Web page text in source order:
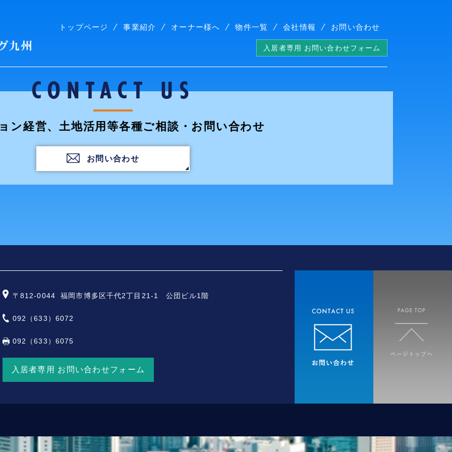
株式会社コープリビング九州
トップページ 事業紹介 オーナー様へ 物件一覧 会社情報 お問い合わせ
入居者専用 お問い合わせフォーム
CONTACT US
ン経営、土地活用等各種ご相談・お問い合わせ
お問い合わせ
〒812-0044 福岡市博多区千代2丁目21-1 公団ビル1階
092（633）6072
092（633）6075
入居者専用 お問い合わせフォーム